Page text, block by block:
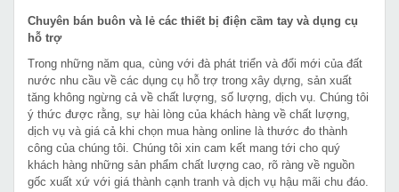
Chuyên bán buôn và lẻ các thiết bị điện cầm tay và dụng cụ
hỗ trợ
Trong những năm qua, cùng với đà phát triển và đổi mới của đất
nước nhu cầu về các dụng cụ hỗ trợ trong xây dựng, sản xuất
tăng không ngừng cả về chất lượng, số lượng, dịch vụ. Chúng tôi
ý thức được rằng, sự hài lòng của khách hàng về chất lượng,
dịch vụ và giá cả khi chọn mua hàng online là thước đo thành
công của chúng tôi. Chúng tôi xin cam kết mang tới cho quý
khách hàng những sản phẩm chất lượng cao, rõ ràng về nguồn
gốc xuất xứ với giá thành cạnh tranh và dịch vụ hậu mãi chu đáo.